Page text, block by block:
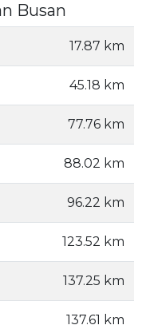
Busan
17.87 km
45.18 km
77.76 km
88.02 km
96.22 km
123.52 km
137.25 km
137.61 km